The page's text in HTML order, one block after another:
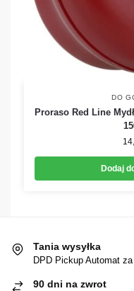
DO
Proraso Red Line
Dodaj
Tania wysyłka
DPD Pickup Automat za
90 dni na zwrot